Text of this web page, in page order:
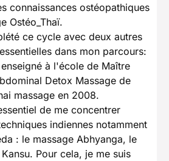
connaissances ostéopathiques
Ostéo_Thaï.
ce cycle avec deux autres
dans mon parcours:
à l'école de Maître
Detox Massage de
massage en 2008.
de me concentrer
indiennes notamment
: le massage Abhyanga, le
Pour cela, je me suis